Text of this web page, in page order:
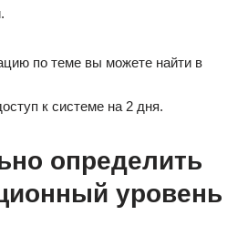
по теме вы можете найти в
к системе на 2 дня.
определить
уровень